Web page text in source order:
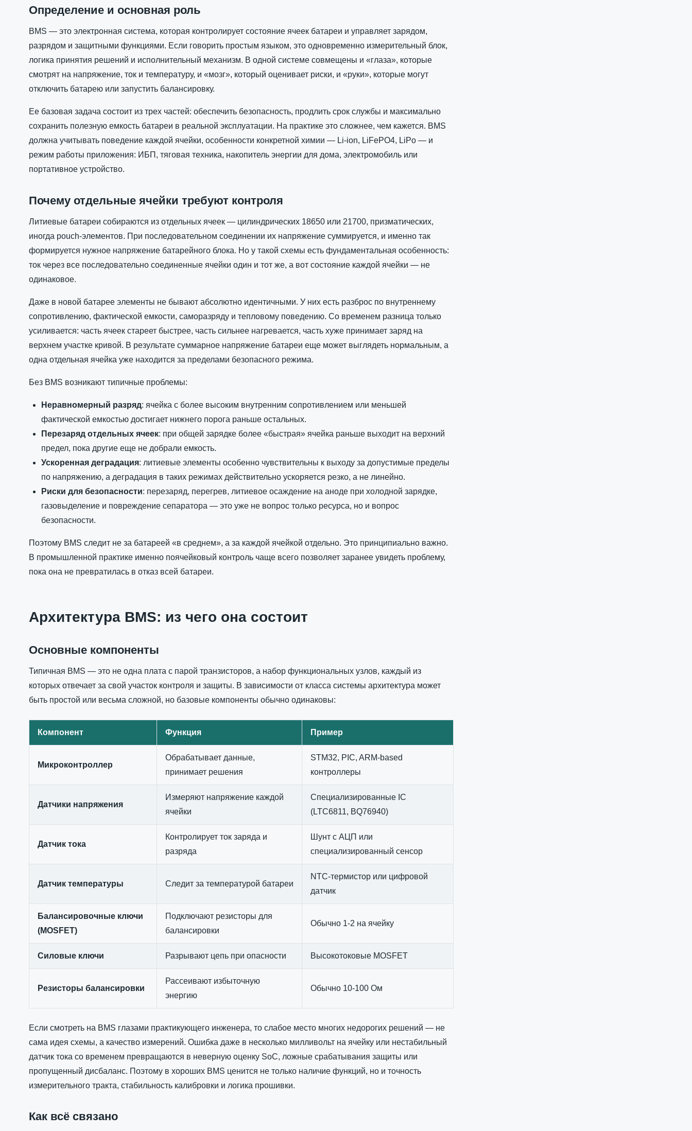
Определение и основная роль
BMS — это электронная система, которая контролирует состояние ячеек батареи и управляет зарядом,
разрядом и защитными функциями. Если говорить простым языком, это одновременно измерительный блок,
логика принятия решений и исполнительный механизм. В одной системе совмещены и «глаза», которые
смотрят на напряжение, ток и температуру, и «мозг», который оценивает риски, и «руки», которые могут
отключить батарею или запустить балансировку.
Ее базовая задача состоит из трех частей: обеспечить безопасность, продлить срок службы и максимально
сохранить полезную емкость батареи в реальной эксплуатации. На практике это сложнее, чем кажется. BMS
должна учитывать поведение каждой ячейки, особенности конкретной химии — Li-ion, LiFePO4, LiPo — и
режим работы приложения: ИБП, тяговая техника, накопитель энергии для дома, электромобиль или
портативное устройство.
Почему отдельные ячейки требуют контроля
Литиевые батареи собираются из отдельных ячеек — цилиндрических 18650 или 21700, призматических,
иногда pouch-элементов. При последовательном соединении их напряжение суммируется, и именно так
формируется нужное напряжение батарейного блока. Но у такой схемы есть фундаментальная особенность:
ток через все последовательно соединенные ячейки один и тот же, а вот состояние каждой ячейки — не
одинаковое.
Даже в новой батарее элементы не бывают абсолютно идентичными. У них есть разброс по внутреннему
сопротивлению, фактической емкости, саморазряду и тепловому поведению. Со временем разница только
усиливается: часть ячеек стареет быстрее, часть сильнее нагревается, часть хуже принимает заряд на
верхнем участке кривой. В результате суммарное напряжение батареи еще может выглядеть нормальным, а
одна отдельная ячейка уже находится за пределами безопасного режима.
Без BMS возникают типичные проблемы:
Неравномерный разряд: ячейка с более высоким внутренним сопротивлением или меньшей
фактической емкостью достигает нижнего порога раньше остальных.
Перезаряд отдельных ячеек: при общей зарядке более «быстрая» ячейка раньше выходит на верхний
предел, пока другие еще не добрали емкость.
Ускоренная деградация: литиевые элементы особенно чувствительны к выходу за допустимые пределы
по напряжению, а деградация в таких режимах действительно ускоряется резко, а не линейно.
Риски для безопасности: перезаряд, перегрев, литиевое осаждение на аноде при холодной зарядке,
газовыделение и повреждение сепаратора — это уже не вопрос только ресурса, но и вопрос
безопасности.
Поэтому BMS следит не за батареей «в среднем», а за каждой ячейкой отдельно. Это принципиально важно.
В промышленной практике именно поячейковый контроль чаще всего позволяет заранее увидеть проблему,
пока она не превратилась в отказ всей батареи.
Архитектура BMS: из чего она состоит
Основные компоненты
Типичная BMS — это не одна плата с парой транзисторов, а набор функциональных узлов, каждый из
которых отвечает за свой участок контроля и защиты. В зависимости от класса системы архитектура может
быть простой или весьма сложной, но базовые компоненты обычно одинаковы:
Компонент Функция Пример
Микроконтроллер
Обрабатывает данные,
принимает решения
STM32, PIC, ARM-based
контроллеры
Датчики напряжения
Измеряют напряжение каждой
ячейки
Специализированные IC
(LTC6811, BQ76940)
Датчик тока
Контролирует ток заряда и
разряда
Шунт с АЦП или
специализированный сенсор
Датчик температуры Следит за температурой батареи
NTC-термистор или цифровой
датчик
Балансировочные ключи
(MOSFET)
Подключают резисторы для
балансировки
Обычно 1-2 на ячейку
Силовые ключи Разрывают цепь при опасности Высокотоковые MOSFET
Резисторы балансировки
Рассеивают избыточную
энергию
Обычно 10-100 Ом
Если смотреть на BMS глазами практикующего инженера, то слабое место многих недорогих решений — не
сама идея схемы, а качество измерений. Ошибка даже в несколько милливольт на ячейку или нестабильный
датчик тока со временем превращаются в неверную оценку SoC, ложные срабатывания защиты или
пропущенный дисбаланс. Поэтому в хороших BMS ценится не только наличие функций, но и точность
измерительного тракта, стабильность калибровки и логика прошивки.
Как всё связано